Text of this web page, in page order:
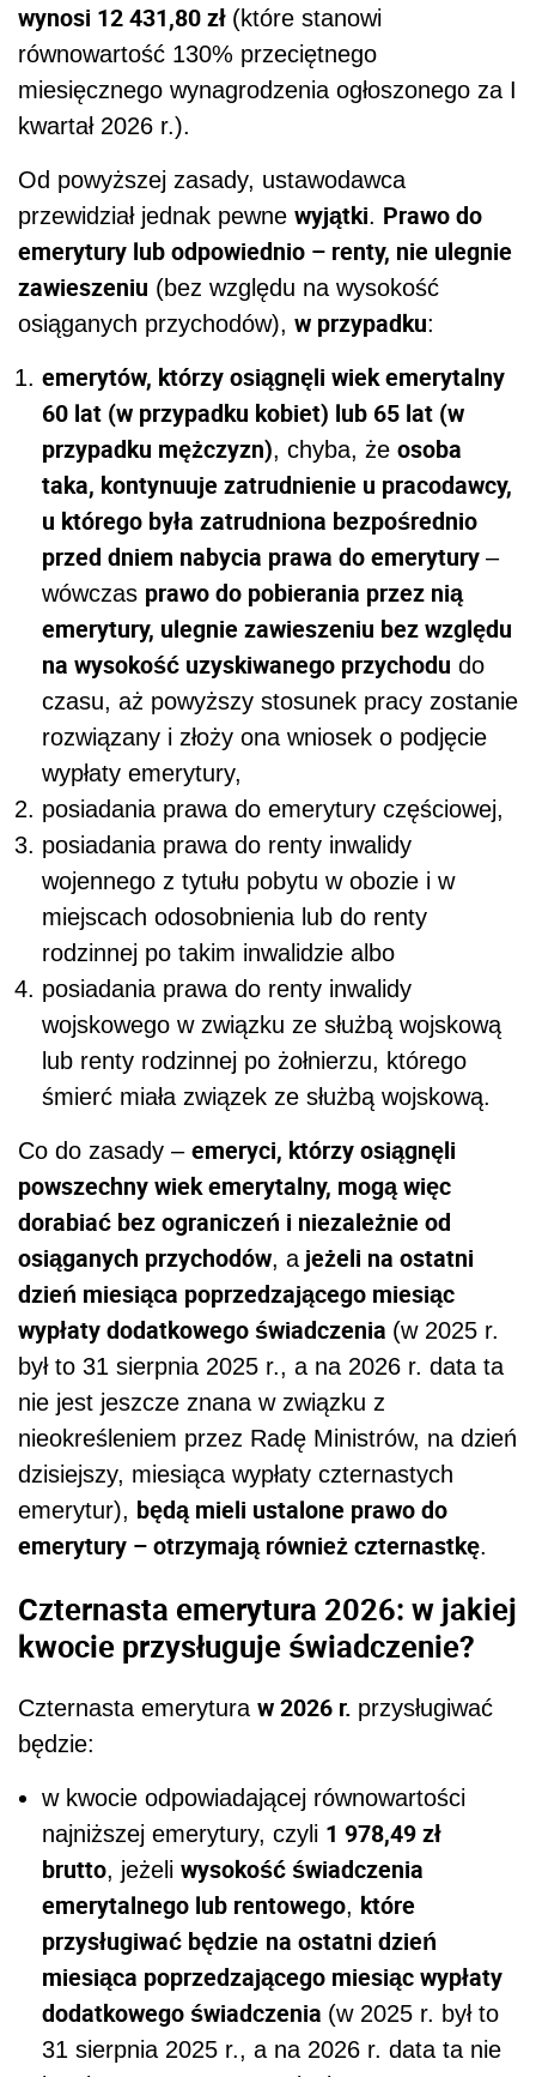
wynosi 12 431,80 zł (które stanowi
równowartość 130% przeciętnego
miesięcznego wynagrodzenia ogłoszonego za I
kwartał 2026 r.).
Od powyższej zasady, ustawodawca
przewidział jednak pewne wyjątki. Prawo do
emerytury lub odpowiednio – renty, nie ulegnie
zawieszeniu (bez względu na wysokość
osiąganych przychodów), w przypadku:
emerytów, którzy osiągnęli wiek emerytalny
60 lat (w przypadku kobiet) lub 65 lat (w
przypadku mężczyzn), chyba, że osoba
taka, kontynuuje zatrudnienie u pracodawcy,
u którego była zatrudniona bezpośrednio
przed dniem nabycia prawa do emerytury –
wówczas prawo do pobierania przez nią
emerytury, ulegnie zawieszeniu bez względu
na wysokość uzyskiwanego przychodu do
czasu, aż powyższy stosunek pracy zostanie
rozwiązany i złoży ona wniosek o podjęcie
wypłaty emerytury,
posiadania prawa do emerytury częściowej,
posiadania prawa do renty inwalidy
wojennego z tytułu pobytu w obozie i w
miejscach odosobnienia lub do renty
rodzinnej po takim inwalidzie albo
posiadania prawa do renty inwalidy
wojskowego w związku ze służbą wojskową
lub renty rodzinnej po żołnierzu, którego
śmierć miała związek ze służbą wojskową.
Co do zasady – emeryci, którzy osiągnęli
powszechny wiek emerytalny, mogą więc
dorabiać bez ograniczeń i niezależnie od
osiąganych przychodów, ajeżeli na ostatni
dzień miesiąca poprzedzającego miesiąc
wypłaty dodatkowego świadczenia (w 2025 r.
był to 31 sierpnia 2025 r., a na 2026 r. data ta
nie jest jeszcze znana w związku z
nieokreśleniem przez Radę Ministrów, na dzień
dzisiejszy, miesiąca wypłaty czternastych
emerytur), będą mieli ustalone prawo do
emerytury – otrzymają również czternastkę.
Czternasta emerytura 2026: w jakiej
kwocie przysługuje świadczenie?
Czternasta emerytura w 2026 r. przysługiwać
będzie:
w kwocie odpowiadającej równowartości
najniższej emerytury, czyli 1 978,49 zł
brutto, jeżeli wysokość świadczenia
emerytalnego lub rentowego, które
przysługiwać będzie na ostatni dzień
miesiąca poprzedzającego miesiąc wypłaty
dodatkowego świadczenia (w 2025 r. był to
31 sierpnia 2025 r., a na 2026 r. data ta nie